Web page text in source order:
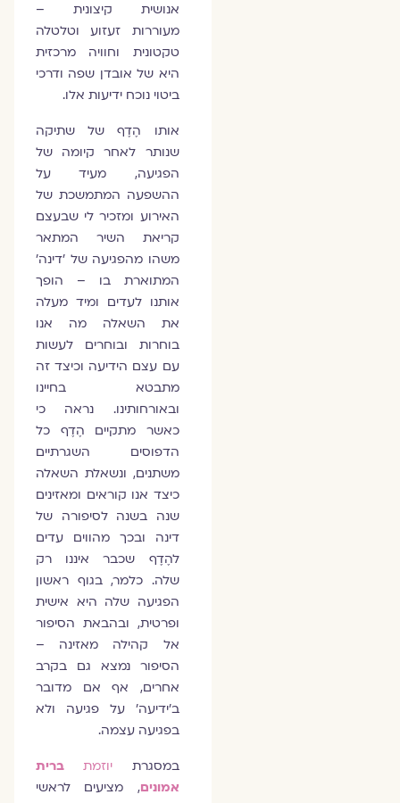
אנושית קיצונית –
מעוררות זעזוע וטלטלה
טקטונית וחוויה מרכזית
היא של אובדן שפה ודרכי
ביטוי נוכח ידיעות אלו.
אותו הֶדֶף של שתיקה
שנותר לאחר קיומה של
הפגיעה, מעיד על
ההשפעה המתמשכת של
האירוע ומזכיר לי שבעצם
קריאת השיר המתאר
משהו מהפגיעה של ׳דינה׳
המתוארת בו – הופך
אותנו לעדים ומיד מעלה
את השאלה מה אנו
בוחרות ובוחרים לעשות
עם עצם הידיעה וכיצד זה
מתבטא בחיינו
ובאורחותינו. נראה כי
כאשר מתקיים הֶדֶף כל
הדפוסים השגרתיים
משתנים, ונשאלת השאלה
כיצד אנו קוראים ומאזינים
שנה בשנה לסיפורה של
דינה ובכך מהווים עדים
להֶדֶף שכבר איננו רק
שלה. כלמר, בגוף ראשון
הפגיעה שלה היא אישית
ופרטית, ובהבאת הסיפור
אל קהילה מאזינה –
הסיפור נמצא גם בקרב
אחרים, אף אם מדובר
ב׳ידיעה׳ על פגיעה ולא
בפגיעה עצמה.
במסגרת יוזמת
ברית
אמונים, מציעים לראשי